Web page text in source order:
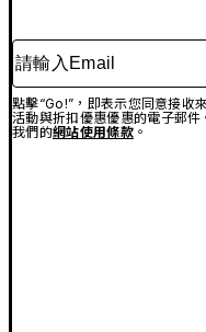
請輸入Email
點擊“Go!”，即表示您同意接收
活動與折扣優惠優惠的電子郵
我們的網站使用條款。